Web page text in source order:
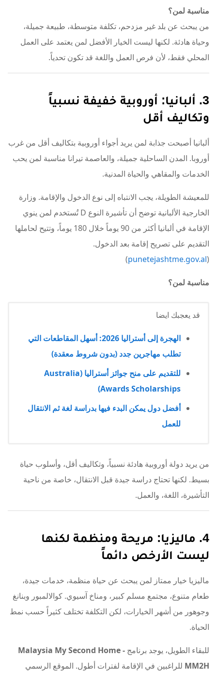
مناسبة لمن؟
من يبحث عن بلد غير مزدحم، تكلفة متوسطة، طبيعة جميلة،
وحياة هادئة. لكنها ليست الخيار الأفضل لمن يعتمد على العمل
المحلي فقط، لأن فرص العمل واللغة قد تكون تحدياً.
3. ألبانيا: أوروبية خفيفة نسبياً
وتكاليف أقل
ألبانيا أصبحت جذابة لمن يريد أجواء أوروبية بتكاليف أقل من غرب
أوروبا. المدن الساحلية جميلة، والعاصمة تيرانا مناسبة لمن يحب
الخدمات والمقاهي والحياة المدنية.
للمعيشة الطويلة، يجب الانتباه إلى نوع الدخول والإقامة. وزارة
الخارجية الألبانية توضح أن تأشيرة النوع D تُستخدم لمن ينوي
الإقامة في ألبانيا أكثر من 90 يوماً خلال 180 يوماً، وتتيح لحاملها
التقديم على تصريح إقامة بعد الدخول.
(
punetejashtme.gov.al
)
مناسبة لمن؟
قد يعجبك ايضا
الهجرة إلى أستراليا 2026: أسهل المقاطعات التي
تطلب مهاجرين جدد (بدون شروط معقدة)
للتقديم على منح جوائز أستراليا (Australia
Awards Scholarships)
أفضل دول يمكن البدء فيها بدراسة لغة ثم الانتقال
للعمل
من يريد دولة أوروبية هادئة نسبياً، وتكاليف أقل، وأسلوب حياة
بسيط. لكنها تحتاج دراسة جيدة قبل الانتقال، خاصة من ناحية
التأشيرة، اللغة، والعمل.
4. ماليزيا: مريحة ومنظمة لكنها
ليست الأرخص دائماً
ماليزيا خيار ممتاز لمن يبحث عن حياة منظمة، خدمات جيدة،
طعام متنوع، مجتمع مسلم كبير، ومناخ آسيوي. كوالالمبور وبنانغ
وجوهور من أشهر الخيارات، لكن التكلفة تختلف كثيراً حسب نمط
الحياة.
للبقاء الطويل، يوجد برنامج Malaysia My Second Home -
MM2H للراغبين في الإقامة لفترات أطول. الموقع الرسمي